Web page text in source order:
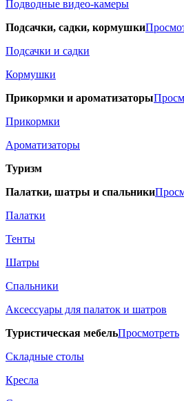
Подводные видео-камеры
Подсачки, садки, кормушки
Подсачки и садки
Кормушки
Прикормки и ароматизаторы
Прикормки
Ароматизаторы
Туризм
Палатки, шатры и спальники
Палатки
Тенты
Шатры
Спальники
Аксессуары для палаток и шатров
Туристическая мебельПросмотреть
Складные столы
Кресла